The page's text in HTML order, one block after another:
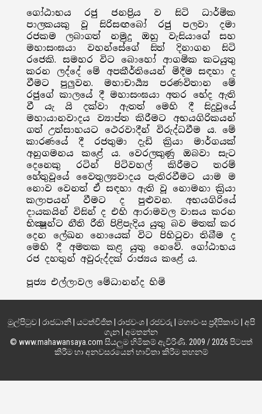
ගෝඨාභය රජු ජනප්‍රිය ව සිටි ධාර්මික
පාලකයකු වූ සිරිසඟබෝ රජු පලවා දමා
රජකම ලබාගත් නමුදු ඔහු වැසියාගේ සහ
මහාසංඝයා වහන්සේගේ සිත් දිනාගන සිටි
රජෙකි. සමහර විට බොහෝ ආගමික කටයුතු
කරන ලද්දේ මේ අපකීර්තියෙන් මිදීම සඳහා ද
වීමට පුලුවන. මහාචාර්‍ය්‍ය පරණවිතාන මේ
රජුගේ කාලයේ දී මහාසංඝයා අතර භේද ඇති
වී යැ යි දක්වා ඇතත් මෙහි දී සිදුවූයේ
මහායානවාදය ව්‍යාප්ත කිරීමට අභයගිරිකයන්
ගත් උත්සාහයට ථෙරවාදීන් විරුද්ධවීම ය. මේ
කාරණයේ දී රජතුමා දැඩි ක්‍රියා මාර්ගයක්
අනුගමනය කළේ ය. වෙරලකුණු ඔබවා සැට
දෙනෙකු රටින් පිටිවහල් කිරීමට තරම්
හේතුවූයේ වෛතුල්‍යවාදය පැතිරවීමට යාම ම
නොව වෙනත් ඒ සඳහා ඇති වූ නොමනා ක්‍රියා
කලාපයන් වීමට ද පුළුවන. අභයගිරියේ
දායකයින් විසින් ද එහි ආරාමවල වාසය කරන
භික්‍ෂූන්ට නීති රීති පිළිපැදිය යුතු බව මතක් කර
දෙන ලේඛන නොයෙක් විට පිහිටුවා තිබීම ද
මෙහි දී අමතක කළ යුතු නෙවේ. ගෝඨාභය
රජ දහතුන් අවුරුද්දක් රාජ්‍යය කළේ ය.
පූජ්‍ය එල්ලාවල මේධානන්ද හිමි
මුල්පිටුව| රාජධානි| යටත්විජිත| රාජවංශ| රජවරු මහාවංස ප්‍රදීපිකාව| අපි
ගැන අමතන්න
© www.mahawansaya.com සියලුම හිමිකම් ඇවිරිණි. 2009 / 2026 පිටපත්
කිරීම හා අනවසරයෙන් භාවිතා කිරීම තහනම්